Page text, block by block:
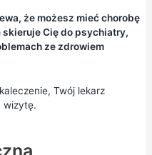
że możesz mieć chorobę
Cię do psychiatry,
ze zdrowiem
Twój lekarz
wizytę.